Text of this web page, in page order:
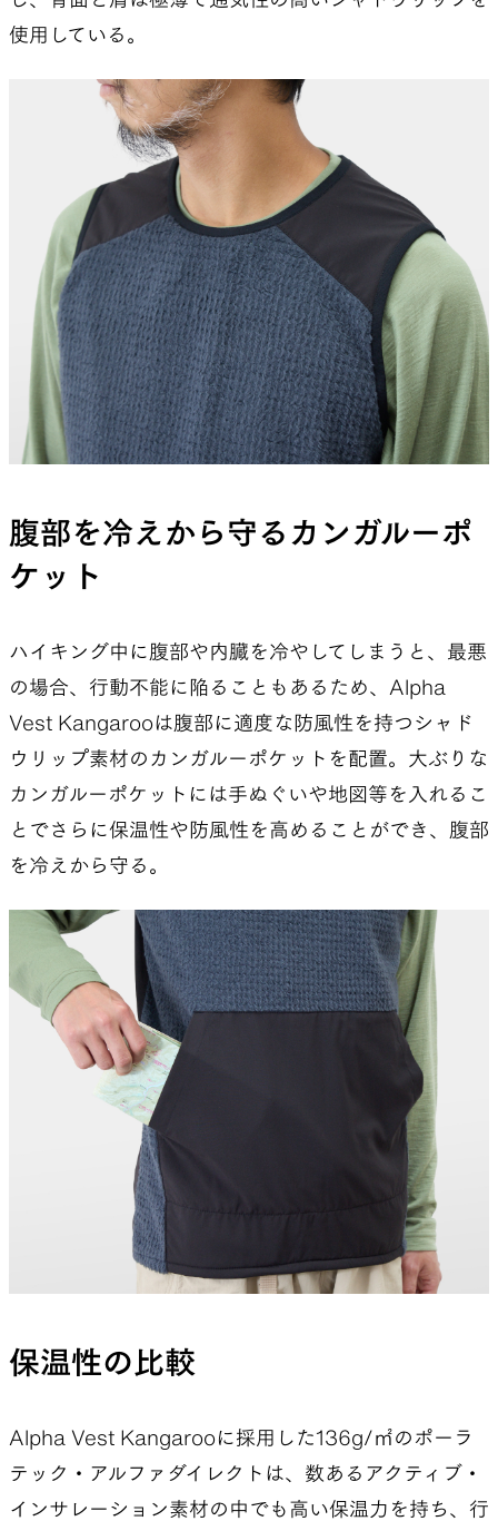
使用している。
腹部を冷えから守るカンガルーポ
ケット
ハイキング中に腹部や内臓を冷やしてしまうと、最悪
の場合、行動不能に陥ることもあるため、Alpha
Vest Kangarooは腹部に適度な防風性を持つシャド
ウリップ素材のカンガルーポケットを配置。大ぶりな
カンガルーポケットには手ぬぐいや地図等を入れるこ
とでさらに保温性や防風性を高めることができ、腹部
を冷えから守る。
保温性の比較
Alpha Vest Kangarooに採用した136g/㎡のポーラ
テック・アルファダイレクトは、数あるアクティブ・
インサレーション素材の中でも高い保温力を持ち、行